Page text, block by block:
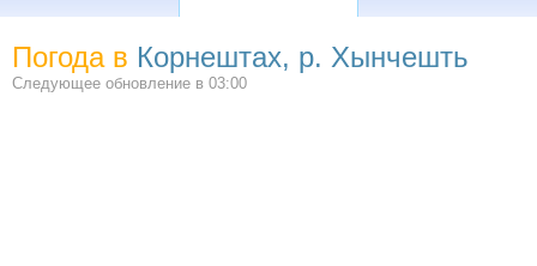
Погода в Корнештах, р. Хынчешть
Следующее обновление в 03:00